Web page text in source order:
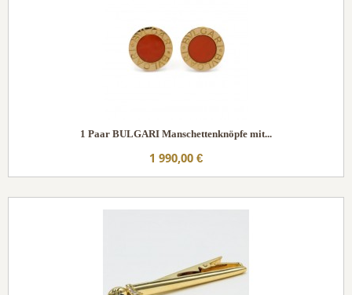
1 Paar BULGARI Manschettenknöpfe mit...
1 990,00 €